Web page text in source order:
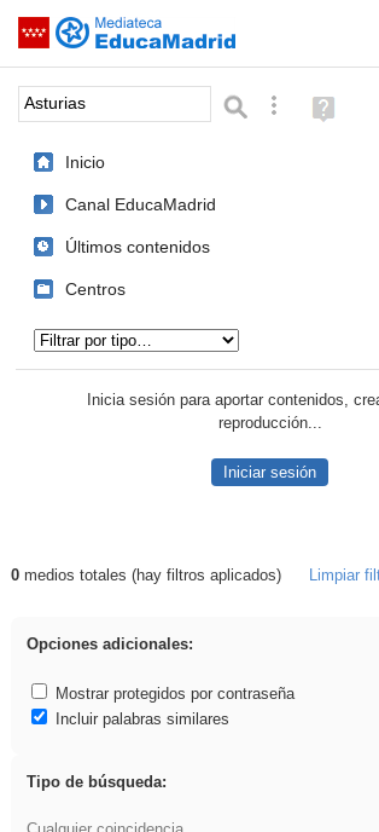
Saltar navegación
Palabra o frase: BúsquedaAyuda
(en
Inicio
Canal EducaMadrid
Últimos contenidos
Centros
Inicia sesión para aportar contenidos,
reproducción...
Iniciar sesión
Resultados de: Asturias
0medios totales (hay filtros aplicados) Limpiar
Opciones adicionales:
Mostrar protegidos por contraseña
Incluir palabras similares
Tipo de búsqueda: